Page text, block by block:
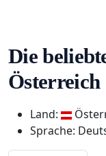
Die
Österreich
Land:
Sprache: